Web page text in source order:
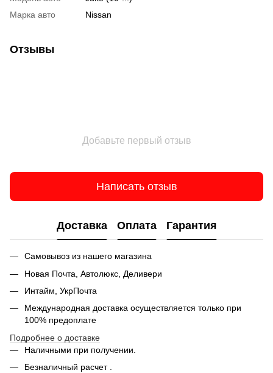
Марка авто
Nissan
Отзывы
Добавьте первый отзыв
Написать отзыв
Доставка Оплата Гарантия
Самовывоз из нашего магазина
Новая Почта, Автолюкс, Деливери
Интайм, УкрПочта
Международная доставка осуществляется только при
100% предоплате
Подробнее о доставке
Наличными при получении.
Безналичный расчет .